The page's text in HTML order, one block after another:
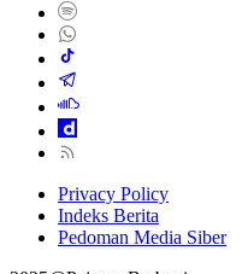
Privacy Policy
Indeks Berita
Pedoman Media Siber